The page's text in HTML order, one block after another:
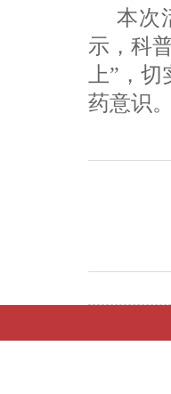
本次
示，科
上”，
药意识